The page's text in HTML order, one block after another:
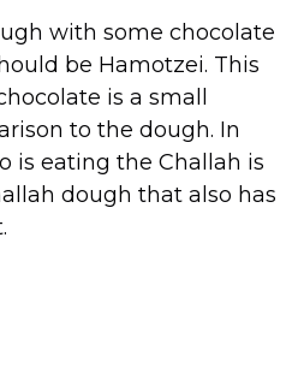
with some chocolate
be Hamotzei. This
is a small
to the dough. In
is eating the Challah is
dough that also has